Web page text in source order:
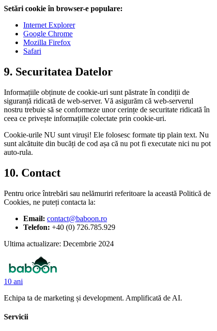
Setări cookie în browser-e populare:
Internet Explorer
Google Chrome
Mozilla Firefox
Safari
9. Securitatea Datelor
Informațiile obținute de cookie-uri sunt păstrate în condiții de
siguranță ridicată de web-server. Vă asigurăm că web-serverul
nostru trebuie să se conformeze unor cerințe de securitate ridicată în
ceea ce privește informațiile colectate prin cookie-uri.
Cookie-urile NU sunt viruși! Ele folosesc formate tip plain text. Nu
sunt alcătuite din bucăți de cod așa că nu pot fi executate nici nu pot
auto-rula.
10. Contact
Pentru orice întrebări sau nelămuriri referitoare la această Politică de
Cookies, ne puteți contacta la:
Email: contact@baboon.ro
Telefon: +40 (0) 726.785.929
Ultima actualizare: Decembrie 2024
10 ani
Echipa ta de marketing și development. Amplificată de AI.
Servicii